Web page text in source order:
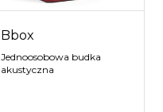
Bbox
Jednoosobowa budka
akustyczna